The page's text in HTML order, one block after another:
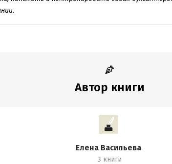
PDF A4 сохранен издательский макет.
1 декабря 2019Автор книги
Елена Васильева
3 книги